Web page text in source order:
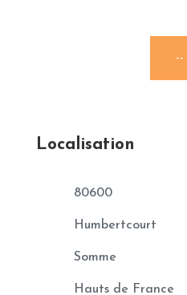
--
Localisation
80600
Humbertcourt
Somme
Hauts de France